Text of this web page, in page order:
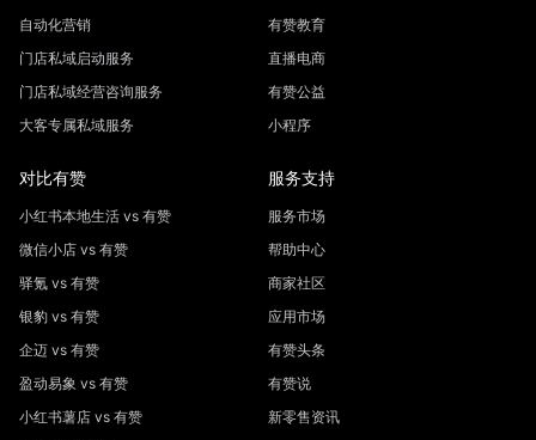
自动化营销
门店私域启动服务
门店私域经营咨询服务
大客专属私域服务
有赞教育
直播电商
有赞公益
小程序
对比有赞
小红书本地生活 vs 有赞
微信小店 vs 有赞
驿氪 vs 有赞
银豹 vs 有赞
企迈 vs 有赞
盈动易象 vs 有赞
小红书薯店 vs 有赞
服务支持
服务市场
帮助中心
商家社区
应用市场
有赞头条
有赞说
新零售资讯